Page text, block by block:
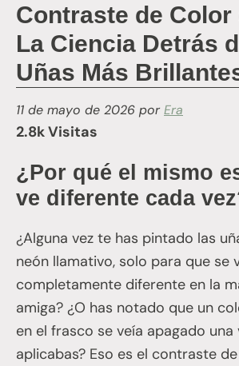
Contraste de Color
La Ciencia Detrás
Uñas Más
11 de mayo de 2026 porEra
2.8k Visitas
¿Por qué el mismo
ve diferente cada
¿Alguna vez te has pintado las
neón llamativo, solo para que se
completamente diferente en la
amiga? ¿O has notado que un
en el frasco se veía apagado una
aplicabas? Eso es el contraste